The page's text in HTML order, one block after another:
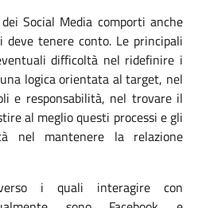
Social Media comporti anche
tenere conto. Le principali
difficoltà nel ridefinire i
logica orientata al target, nel
e responsabilità, nel trovare il
al meglio questi processi e gli
nel mantenere la relazione
i quali interagire con